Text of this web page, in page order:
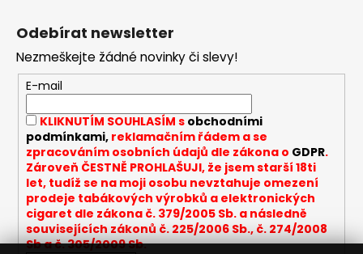
a
c
í
p
r
v
k
y
v
ý
p
Odebírat newsletter
Nezmeškejte žádné novinky či slevy!
E-mail
KLIKNUTÍM SOUHLASÍM s obchodními
podmínkami,reklamačním řádem a se
zpracováním osobních údajů dle zákona o GDPR.
Zároveň ČESTNĚ PROHLAŠUJI, že jsem starší 18ti
let, tudíž se na moji osobu nevztahuje omezení
prodeje tabákových výrobků a elektronických
cigaret dle zákona č. 379/2005 Sb. a následně
souvisejících zákonů č. 225/2006 Sb., č. 274/2008
Sb a č. 305/2009 Sb.